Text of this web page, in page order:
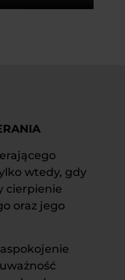
wtedy, gdy
cierpienie
oraz jego